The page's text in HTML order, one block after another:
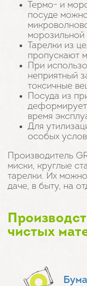
Термо- и
посуде
морозильной
Тарелки из
пропускают
При
неприятный
токсичные
Посуда из
время
Для
особых
Производитель
миски, круглые
тарелки. Их
даче, в быту, на
чистых